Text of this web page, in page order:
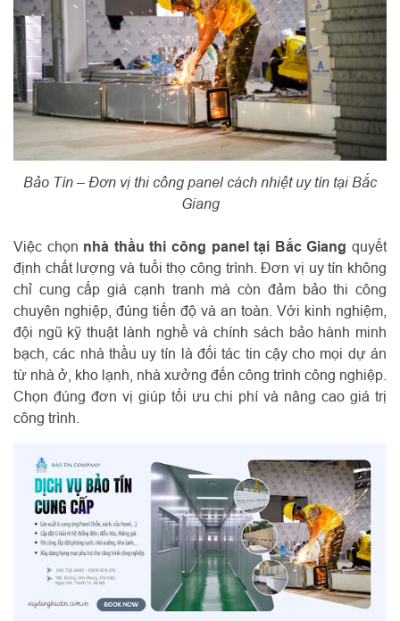
Bảo Tín – Đơn vị thi công panel cách nhiệt uy tín tại Bắc
Giang
Việc chọn nhà thầu thi công panel tại Bắc Giang quyết
định chất lượng và tuổi thọ công trình. Đơn vị uy tín không
chỉ cung cấp giá cạnh tranh mà còn đảm bảo thi công
chuyên nghiệp, đúng tiến độ và an toàn. Với kinh nghiệm,
đội ngũ kỹ thuật lành nghề và chính sách bảo hành minh
bạch, các nhà thầu uy tín là đối tác tin cậy cho mọi dự án
từ nhà ở, kho lạnh, nhà xưởng đến công trình công nghiệp.
Chọn đúng đơn vị giúp tối ưu chi phí và nâng cao giá trị
công trình.